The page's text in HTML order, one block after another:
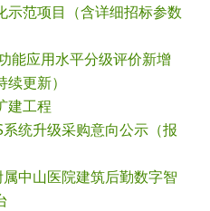
示范项目（含详细招标参数
能应⽤⽔平分级评价新增
更新）
建工程
统升级采购意向公示（报
属中山医院建筑后勤数字智